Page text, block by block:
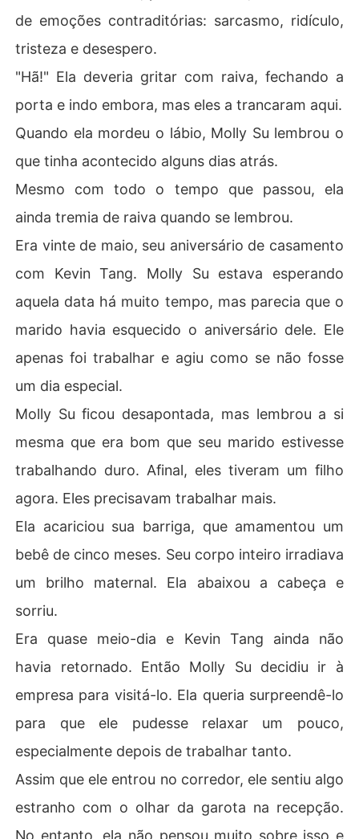
de emoções contraditórias: sarcasmo, ridículo,
tristeza e desespero.
"Hã!" Ela deveria gritar com raiva, fechando a
porta e indo embora, mas eles a trancaram aqui.
Quando ela mordeu o lábio, Molly Su lembrou o
que tinha acontecido alguns dias atrás.
Mesmo com todo o tempo que passou, ela
ainda tremia de raiva quando se lembrou.
Era vinte de maio, seu aniversário de casamento
com Kevin Tang. Molly Su estava esperando
aquela data há muito tempo, mas parecia que o
marido havia esquecido o aniversário dele. Ele
apenas foi trabalhar e agiu como se não fosse
um dia especial.
Molly Su ficou desapontada, mas lembrou a si
mesma que era bom que seu marido estivesse
trabalhando duro. Afinal, eles tiveram um filho
agora. Eles precisavam trabalhar mais.
Ela acariciou sua barriga, que amamentou um
bebê de cinco meses. Seu corpo inteiro irradiava
um brilho maternal. Ela abaixou a cabeça e
sorriu.
Era quase meio-dia e Kevin Tang ainda não
havia retornado. Então Molly Su decidiu ir à
empresa para visitá-lo. Ela queria surpreendê-lo
para que ele pudesse relaxar um pouco,
especialmente depois de trabalhar tanto.
Assim que ele entrou no corredor, ele sentiu algo
estranho com o olhar da garota na recepção.
No entanto, ela não pensou muito sobre isso e